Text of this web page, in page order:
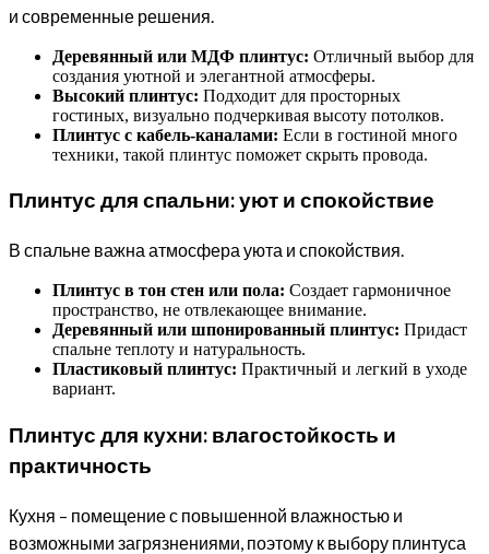
и современные решения.
Деревянный или МДФ плинтус: Отличный выбор для
создания уютной и элегантной атмосферы.
Высокий плинтус: Подходит для просторных
гостиных, визуально подчеркивая высоту потолков.
Плинтус с кабель-каналами: Если в гостиной много
техники, такой плинтус поможет скрыть провода.
Плинтус для спальни: уют и спокойствие
В спальне важна атмосфера уюта и спокойствия.
Плинтус в тон стен или пола: Создает гармоничное
пространство, не отвлекающее внимание.
Деревянный или шпонированный плинтус: Придаст
спальне теплоту и натуральность.
Пластиковый плинтус: Практичный и легкий в уходе
вариант.
Плинтус для кухни: влагостойкость и
практичность
Кухня – помещение с повышенной влажностью и
возможными загрязнениями, поэтому к выбору плинтуса